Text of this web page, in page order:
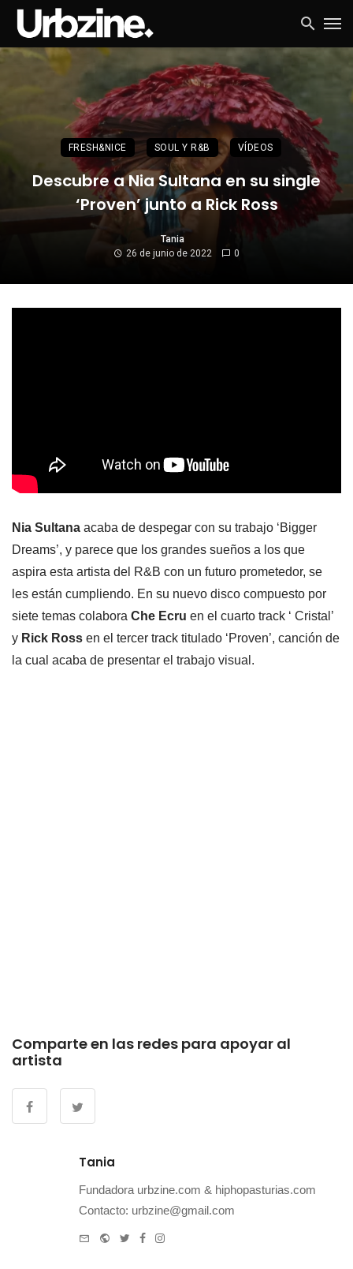
FRESH&NICE SOUL Y R&B VÍDEOS
Descubre a Nia Sultana en su single
‘Proven’ junto a Rick Ross
Tania
26 de junio de 2022
0
Nia Sultana acaba de despegar con su trabajo ‘Bigger
Dreams’, y parece que los grandes sueños a los que
aspira esta artista del R&B con un futuro prometedor, se
les están cumpliendo. En su nuevo disco compuesto por
siete temas colabora Che Ecru en el cuarto track ‘ Cristal’
y Rick Ross en el tercer track titulado ‘Proven’, canción de
la cual acaba de presentar el trabajo visual.
Comparte en las redes para apoyar al
artista
Tania
Fundadora urbzine.com & hiphopasturias.com
Contacto: urbzine@gmail.com
WebsiteTwitter
Facebook
Instagram